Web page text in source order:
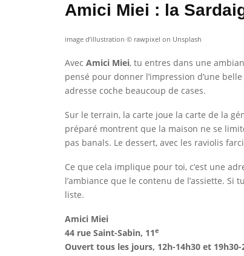
Amici Miei : la
image d’illustration © rawpixel on Unsplash
Avec Amici Miei, tu entres dans une
pensé pour donner l’impression d’une
adresse coche beaucoup de cases.
Sur le terrain, la carte joue la carte de la
préparé montrent que la maison ne se
pas banals. Le dessert, avec les raviolis
Ce que cela implique pour toi, c’est une
l’ambiance que le contenu de l’assiette.
liste.
Amici Miei
44 rue Saint-Sabin, 11e
Ouvert tous les jours, 12h-14h30 et